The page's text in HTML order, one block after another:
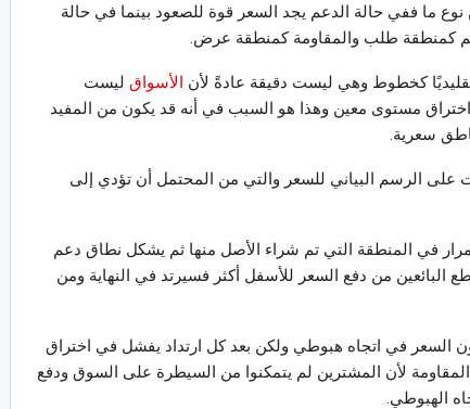
ما ففي حالة الدعم يجد السعر قوة للصعود بينما في حالة
كمنطقة طلب والمقاومة كمنطقة عرض.
تقليديًا كخطوط وهي ليست دقيقة عادةً لأن الأسواق ليست
اختراق مستوى معين وهذا هو السبب في أنه قد يكون من المفيد
سعرية.
على الرسم البياني للسعر والتي من المحتمل أن تؤدي إلى
في المنطقة التي تم شراء الأصل منها ثم يشكل نطاق دعم
البائعين من دفع السعر للأسفل أكثر فسيرتد في النهاية ومن
في اتجاه هبوطي ولكن بعد كل ارتداد يفشل في اختراق
لأن المشترين لم يتمكنوا من السيطرة على السوق ودفع
الهبوطي.